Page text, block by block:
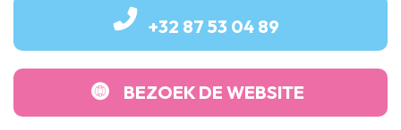
+32 87 53 04 89
BEZOEK DE WEBSITE